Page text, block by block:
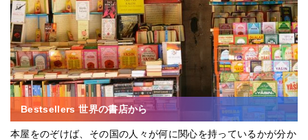
Bestsellers 世界の書店から
本屋をのぞけば、その国の人々が何に関心を持っているかが分か